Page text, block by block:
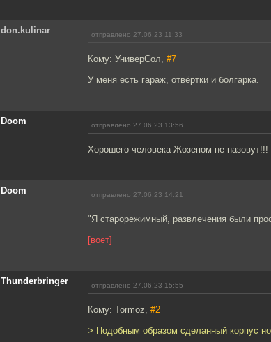
don.kulinar отправлено 27.06.23 11:33
Кому: УниверСол, #7
У меня есть гараж, отвёртки и болгарка.
Doom отправлено 27.06.23 13:56
Хорошего человека Жозепом не назовут!!!
Doom отправлено 27.06.23 14:21
"Я старорежимный, развлечения были
[воет]
Thunderbringer отправлено 27.06.23 15:55
Кому: Tormoz, #2
> Подобным образом сделанный корпус